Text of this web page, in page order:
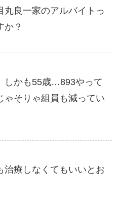
丸良一家のアルバイトっ
か？
しかも55歳…893やって
ゃそりゃ組員も減ってい
治療しなくてもいいとお